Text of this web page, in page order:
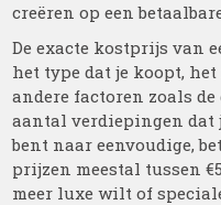
creëren op een
De exacte kostprijs van
het type dat je koopt,
andere factoren zoals
aantal verdiepingen dat
bent naar eenvoudige,
prijzen meestal tussen
meer luxe wilt of